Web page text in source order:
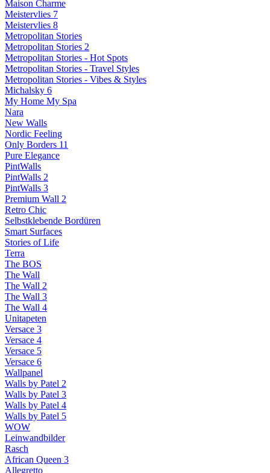
Maison Charme
Meistervlies 7
Meistervlies 8
Metropolitan Stories
Metropolitan Stories 2
Metropolitan Stories - Hot Spots
Metropolitan Stories - Travel Styles
Metropolitan Stories - Vibes & Styles
Michalsky 6
My Home My Spa
Nara
New Walls
Nordic Feeling
Only Borders 11
Pure Elegance
PintWalls
PintWalls 2
PintWalls 3
Premium Wall 2
Retro Chic
Selbstklebende Bordüren
Smart Surfaces
Stories of Life
Terra
The BOS
The Wall
The Wall 2
The Wall 3
The Wall 4
Unitapeten
Versace 3
Versace 4
Versace 5
Versace 6
Wallpanel
Walls by Patel 2
Walls by Patel 3
Walls by Patel 4
Walls by Patel 5
WOW
Leinwandbilder
Rasch
African Queen 3
Allegretto